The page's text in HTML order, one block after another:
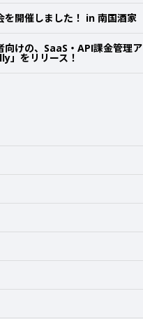
を開催しました！ in 南国酒家
向けの、SaaS・API課金管理ア
」をリリース！